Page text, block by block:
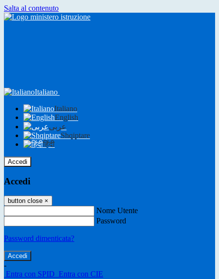
Salta al contenuto
Italiano
Italiano
English
عربى
Shqiptare
हिंदी
Accedi
Accedi
button close ×
Nome Utente
Password
Password dimenticata?
-
Entra con SPID Entra con CIE